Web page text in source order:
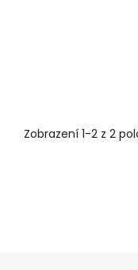
Zobrazení 1-2 z 2